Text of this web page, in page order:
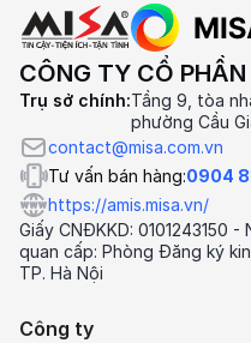
CÔNG TY CỔ
Trụ sở chính:Tầng 9, tòa
phường Cầu
contact@misa.com.vn
Tư vấn bán hàng:0904
https://amis.misa.vn/
Giấy CNĐKKD: 0101243150
quan cấp: Phòng Đăng ký
TP. Hà Nội
Công ty